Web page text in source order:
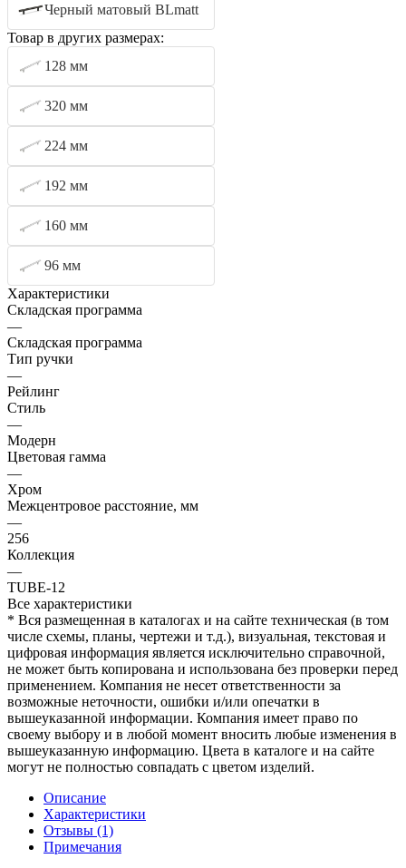
Черный матовый BLmatt
Товар в других размерах:
128 мм
320 мм
224 мм
192 мм
160 мм
96 мм
Характеристики
Складская программа
—
Складская программа
Тип ручки
—
Рейлинг
Стиль
—
Модерн
Цветовая гамма
—
Хром
Межцентровое расстояние, мм
—
256
Коллекция
—
TUBE-12
Все характеристики
* Вся размещенная в каталогах и на сайте техническая (в том
числе схемы, планы, чертежи и т.д.), визуальная, текстовая и
цифровая информация является исключительно справочной,
не может быть копирована и использована без проверки перед
применением. Компания не несет ответственности за
возможные неточности, ошибки и/или опечатки в
вышеуказанной информации. Компания имеет право по
своему выбору и в любой момент вносить любые изменения в
вышеуказанную информацию. Цвета в каталоге и на сайте
могут не полностью совпадать с цветом изделий.
Описание
Характеристики
Отзывы (1)
Примечания